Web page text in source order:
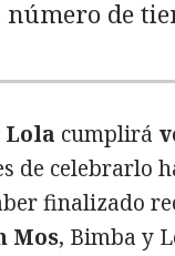
de
Lola cumplirá
de celebrarlo
finalizado
Mos, Bimba y